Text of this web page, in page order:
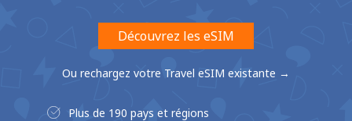
ou
Découvrez les eSIM
Ou rechargez votre Travel eSIM existante →
Plus de 190 pays et régions